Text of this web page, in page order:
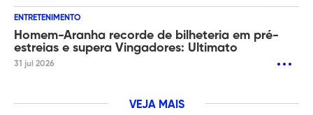
ENTRETENIMENTO
Homem-Aranha recorde de bilheteria em pré-
estreias e supera Vingadores: Ultimato
31 jul 2026
VEJA MAIS